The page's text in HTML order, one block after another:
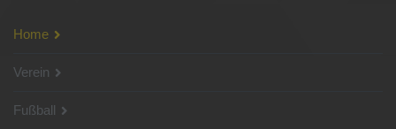
Home
Verein
Fußball